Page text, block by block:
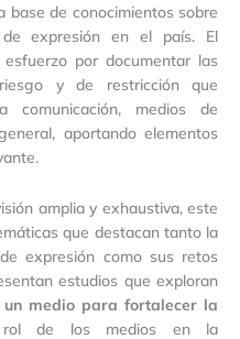
base de conocimientos sobre
expresión en el país. El
por documentar las
y de restricción que
medios de
aportando elementos
amplia y exhaustiva, este
que destacan tanto la
expresión como sus retos
estudios que exploran
medio para fortalecer la
rol de los medios en la